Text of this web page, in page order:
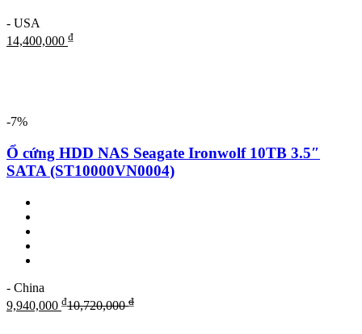
- USA
14,400,000 ₫
-7%
Ổ cứng HDD NAS Seagate Ironwolf 10TB 3.5″
SATA (ST10000VN0004)
- China
9,940,000 ₫10,720,000₫